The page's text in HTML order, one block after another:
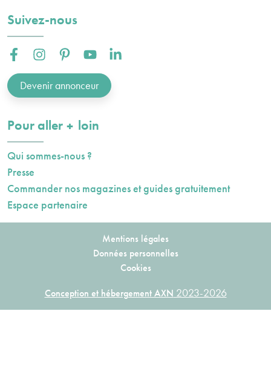
Suivez-nous
Facebook :Instagram :Pinterest :Youtube :Linkedin :
Devenir annonceur
Pour aller plusloin
Qui sommes-nous ?
Presse
Commander nos magazines et guides gratuitement
Espace partenaire
Mentions légales
Données personnelles
Cookies
Conception et hébergement AXN 2023-2026